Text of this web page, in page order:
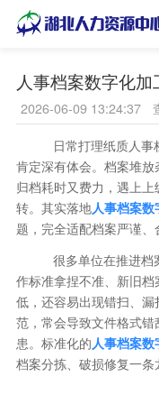
人事档案数字化加
2026-06-09 13:24:37
日常打理纸质人事
肯定深有体会。档案堆
归档耗时又费力，遇上
转。其实落地人事档案数
题，完全适配档案严谨、
很多单位在推进档
作标准拿捏不准、新旧
低，还容易出现错扫、
范，常会导致文件格式
患。标准化的 人事档案
档案分拣、破损修复一条